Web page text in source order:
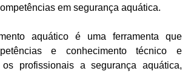
em segurança aquática.
aquático é uma ferramenta que
e conhecimento técnico e
profissionais a segurança aquática,